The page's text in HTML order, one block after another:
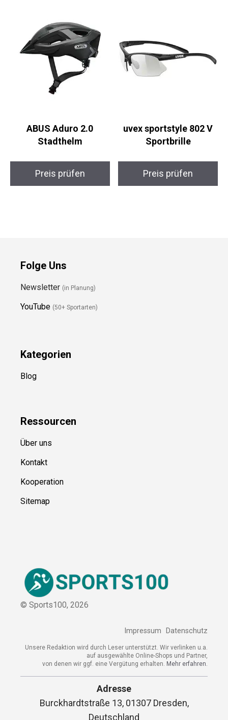
ABUS Aduro 2.0
Stadthelm
Preis prüfen
uvex sportstyle 802 V
Sportbrille
Preis prüfen
Folge Uns
Newsletter (in Planung)
YouTube (50+ Sportarten)
Kategorien
Blog
Ressourcen
Über uns
Kontakt
Kooperation
Sitemap
© Sports100, 2026
Impressum Datenschutz
Unsere Redaktion wird durch Leser unterstützt. Wir verlinken u.a.
auf ausgewählte Online-Shops und Partner,
von denen wir ggf. eine Vergütung erhalten. Mehr erfahren.
Adresse
Burckhardtstraße 13, 01307 Dresden,
Deutschland